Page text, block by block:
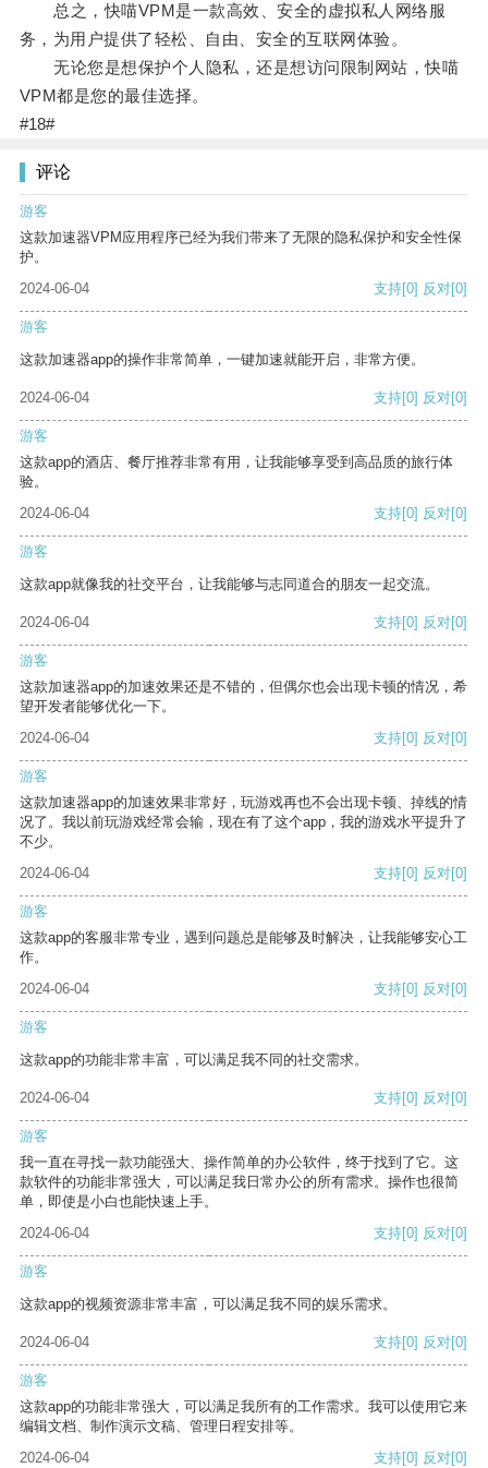
总之，快喵VPM是一款高效、安全的虚拟私人网络服
务，为用户提供了轻松、自由、安全的互联网体验。
无论您是想保护个人隐私，还是想访问限制网站，快喵
VPM都是您的最佳选择。
#18#
评论
游客
这款加速器VPM应用程序已经为我们带来了无限的隐私保护和安全性保
护。
2024-06-04
支持[0] 反对[0]
游客
这款加速器app的操作非常简单，一键加速就能开启，非常方便。
2024-06-04 支持[0] 反对[0]
游客
这款app的酒店、餐厅推荐非常有用，让我能够享受到高品质的旅行体
验。
2024-06-04
支持[0] 反对[0]
游客
这款app就像我的社交平台，让我能够与志同道合的朋友一起交流。
2024-06-04 支持[0] 反对[0]
游客
这款加速器app的加速效果还是不错的，但偶尔也会出现卡顿的情况，希
望开发者能够优化一下。
2024-06-04
支持[0] 反对[0]
游客
这款加速器app的加速效果非常好，玩游戏再也不会出现卡顿、掉线的情
况了。我以前玩游戏经常会输，现在有了这个app，我的游戏水平提升了
不少。
2024-06-04
支持[0] 反对[0]
游客
这款app的客服非常专业，遇到问题总是能够及时解决，让我能够安心工
作。
2024-06-04
支持[0] 反对[0]
游客
这款app的功能非常丰富，可以满足我不同的社交需求。
2024-06-04 支持[0] 反对[0]
游客
我一直在寻找一款功能强大、操作简单的办公软件，终于找到了它。这
款软件的功能非常强大，可以满足我日常办公的所有需求。操作也很简
单，即使是小白也能快速上手。
2024-06-04
支持[0] 反对[0]
游客
这款app的视频资源非常丰富，可以满足我不同的娱乐需求。
2024-06-04 支持[0] 反对[0]
游客
这款app的功能非常强大，可以满足我所有的工作需求。我可以使用它来
编辑文档、制作演示文稿、管理日程安排等。
2024-06-04
支持[0] 反对[0]